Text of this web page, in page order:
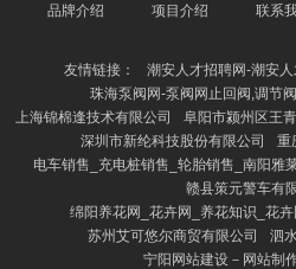
品牌介绍 项目介绍 联系
友情链接： 潮安人才招聘网-潮安
珠海泵阀网-泵阀网止回阀,调节
上海锦棉逢技术有限公司
阜阳市颍州区王
深圳市新纶科技股份有限公司
重
电车销售_充电桩销售_轮胎销售_南阳雅
赣县策元警车有
绵阳养花网_花卉网_养花知识_花
苏州艾可悠尔商贸有限公司
泗
宁阳网站建设－网站制